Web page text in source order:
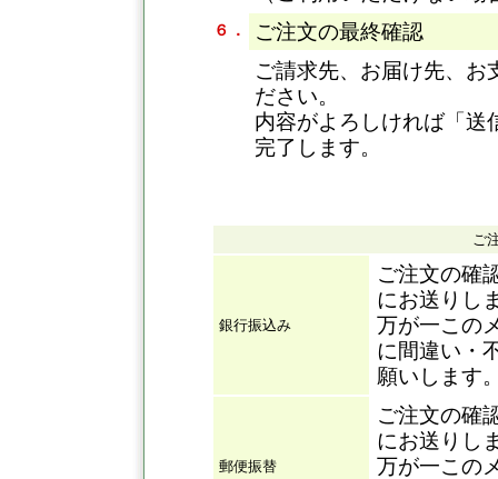
６．
ご注文の最終確認
ご請求先、お届け先、お
ださい。
内容がよろしければ「送
完了します。
ご
銀行振込み
ご注文の確
にお送りし
万が一この
に間違い・
願いします
郵便振替
ご注文の確
にお送りし
万が一この